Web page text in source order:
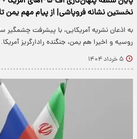
نخستین نشانه فروپاشی| از پیام مهم یمن
به اذعان نشریه آمریکایی، با پیشرفت چشمگیر
روسیه و اخیرا هم یمن، جنگنده رادارگریز
۵ خرداد ۱۴۰۴